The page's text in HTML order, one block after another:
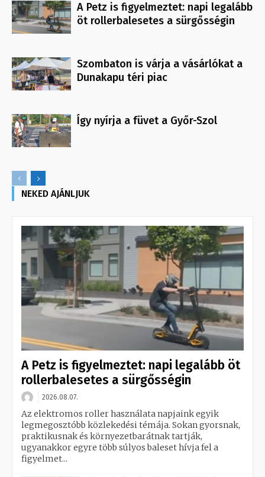
A Petz is figyelmeztet: napi legalább
öt rollerbalesetes a sürgősségin
Szombaton is várja a vásárlókat a
Dunakapu téri piac
Így nyírja a füvet a Győr-Szol
NEKED AJÁNLJUK
A Petz is figyelmeztet: napi legalább öt
rollerbalesetes a sürgősségin
2026.08.07.
Az elektromos roller használata napjaink egyik
legmegosztóbb közlekedési témája. Sokan gyorsnak,
praktikusnak és környezetbarátnak tartják,
ugyanakkor egyre több súlyos baleset hívja fel a
figyelmet...